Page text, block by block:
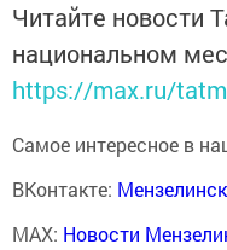
Читайте новости
национальном
https://max.ru/
Самое интересное в
ВКонтакте:
MAX: Новости